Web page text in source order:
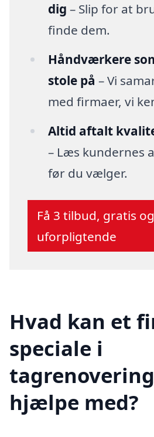
dig – Slip for at
finde dem.
Håndværkere
stole på – Vi
med firmaer, vi
Altid aftalt
– Læs kundernes
før du vælger.
Få 3 tilbud, gratis og
uforpligtende
Hvad kan et
speciale i
hjælpe med?